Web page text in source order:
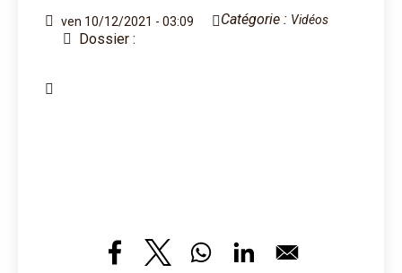
ven 10/12/2021 - 03:09 Catégorie : Vidéos
Dossier :